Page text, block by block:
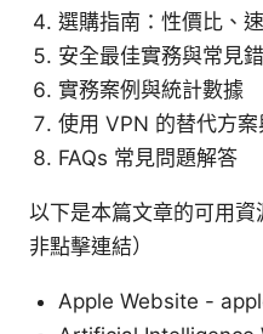
選購指南：性價比、
安全最佳實務與常見
實務案例與統計數據
使用 VPN 的替代方案
FAQs 常見問題解答
以下是本篇文章的可用資
非點擊連結）
Apple Website -